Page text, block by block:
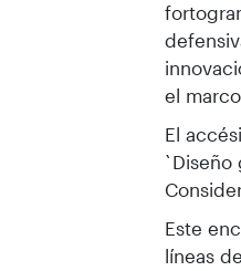
el
El
`Diseño
Este
líneas